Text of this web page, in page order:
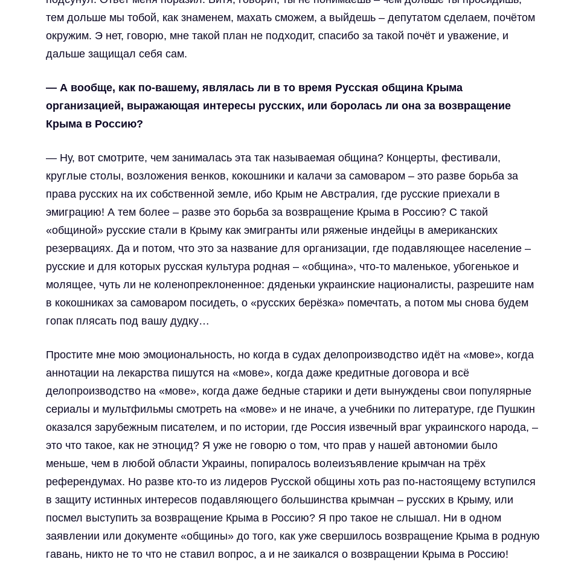
тем дольше мы тобой, как знаменем, махать сможем, а выйдешь – депутатом сделаем, почётом
окружим. Э нет, говорю, мне такой план не подходит, спасибо за такой почёт и уважение, и
дальше защищал себя сам.
— А вообще, как по-вашему, являлась ли в то время Русская община Крыма
организацией, выражающая интересы русских, или боролась ли она за возвращение
Крыма в Россию?
— Ну, вот смотрите, чем занималась эта так называемая община? Концерты, фестивали,
круглые столы, возложения венков, кокошники и калачи за самоваром – это разве борьба за
права русских на их собственной земле, ибо Крым не Австралия, где русские приехали в
эмиграцию! А тем более – разве это борьба за возвращение Крыма в Россию? С такой
«общиной» русские стали в Крыму как эмигранты или ряженые индейцы в американских
резервациях. Да и потом, что это за название для организации, где подавляющее население –
русские и для которых русская культура родная – «община», что-то маленькое, убогенькое и
молящее, чуть ли не коленопреклоненное: дяденьки украинские националисты, разрешите нам
в кокошниках за самоваром посидеть, о «русских берёзка» помечтать, а потом мы снова будем
гопак плясать под вашу дудку…
Простите мне мою эмоциональность, но когда в судах делопроизводство идёт на «мове», когда
аннотации на лекарства пишутся на «мове», когда даже кредитные договора и всё
делопроизводство на «мове», когда даже бедные старики и дети вынуждены свои популярные
сериалы и мультфильмы смотреть на «мове» и не иначе, а учебники по литературе, где Пушкин
оказался зарубежным писателем, и по истории, где Россия извечный враг украинского народа, –
это что такое, как не этноцид? Я уже не говорю о том, что прав у нашей автономии было
меньше, чем в любой области Украины, попиралось волеизъявление крымчан на трёх
референдумах. Но разве кто-то из лидеров Русской общины хоть раз по-настоящему вступился
в защиту истинных интересов подавляющего большинства крымчан – русских в Крыму, или
посмел выступить за возвращение Крыма в Россию? Я про такое не слышал. Ни в одном
заявлении или документе «общины» до того, как уже свершилось возвращение Крыма в родную
гавань, никто не то что не ставил вопрос, а и не заикался о возвращении Крыма в Россию!